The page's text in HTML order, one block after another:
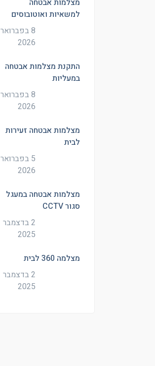
מצלמות אבטחה
למשאיות ואוטובוסים
8 בפברואר
2026
התקנת מצלמות אבטחה
במעליות
8 בפברואר
2026
מצלמות אבטחה זעירות
לבית
5 בפברואר
2026
מצלמות אבטחה במעגל
סגור CCTV
2 בדצמבר
2025
מצלמה 360 לבית
2 בדצמבר
2025